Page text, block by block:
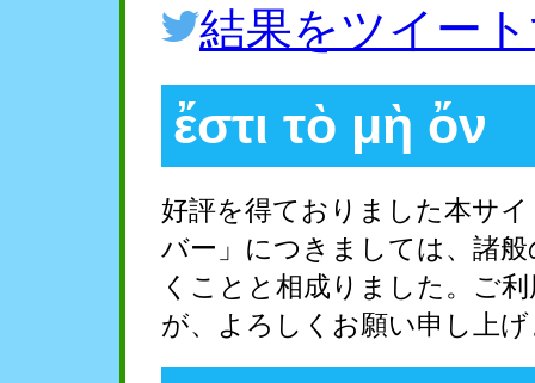
結果をツイー
ἔστι τὸ μὴ ὄν
好評を得ておりました本サ
バー」につきましては、諸
くことと相成りました。ご
が、よろしくお願い申し上